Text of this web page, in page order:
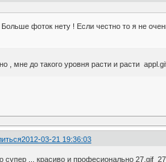
Больше фоток нету ! Если честно то я не
, мне до такого уровня расти и расти
2012-03-21 19:36:03
супер ... красиво и професионально 27.gif